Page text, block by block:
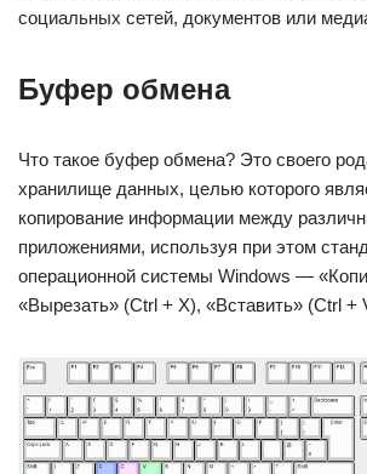
социальных сетей, документов или
Буфер обмена
Что такое буфер обмена? Это своего
хранилище данных, целью которого
копирование информации между
приложениями, используя при этом
операционной системы Windows —
«Вырезать» (Ctrl + X), «Вставить» (Ctrl +